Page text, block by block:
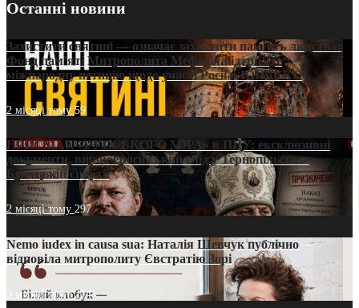
Останні новини
Захистити святині — означає захистити пам’ять людства:
Фонд пам’яті Митрополита Мефодія підтримує
міжнародну петицію щодо участі Росії в ЮНЕСКО
2 місяці тому59
ПРИСМАК «РУССЬКОГО МІРА» в ПЦУ: ексклюзивні
документи, вирок і російський слід у Тернопільсько-
Бучацькій єпархії
2 місяці тому 297
Nemo iudex in causa sua: Наталія Шевчук публічно
відповіла митрополиту Євстратію Зорі
3 місяці тому214